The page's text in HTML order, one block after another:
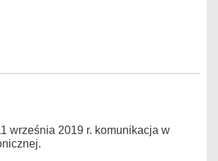
września 2019 r. komunikacja w